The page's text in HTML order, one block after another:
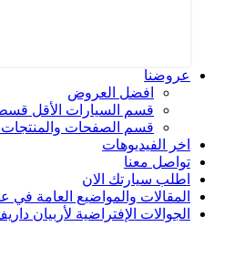
عروضنا
افضل العروض
قسم السيارات الأقل
قسم الصفحات والمنتجات
اخر الفيديوهات
تواصل معنا
اطلب سيارتك الان
المقالات والمواضيع العامة في
الجوالات الإفتراضية لأربيان